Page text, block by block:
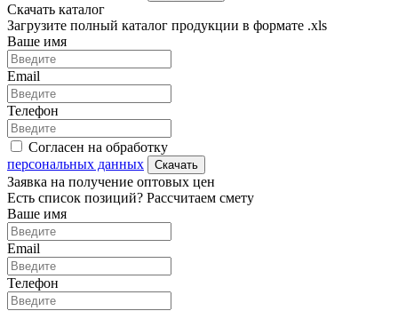
Скачать каталог
Загрузите полный каталог продукции в формате .xls
Ваше имя
Email
Телефон
Согласен на обработку
персональных данных
Скачать
Заявка на получение оптовых цен
Есть список позиций? Рассчитаем смету
Ваше имя
Email
Телефон